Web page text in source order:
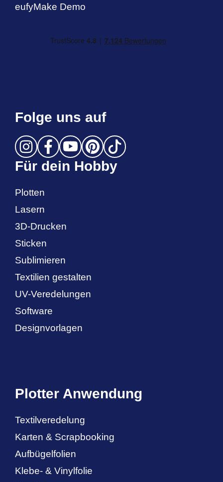
eufyMake Demo
Folge uns auf
Für dein Hobby
Plotten
Lasern
3D-Drucken
Sticken
Sublimieren
Textilien gestalten
UV-Veredelungen
Software
Designvorlagen
Plotter Anwendung
Textilveredelung
Karten & Scrapbooking
Aufbügelfolien
Klebe- & Vinylfolie